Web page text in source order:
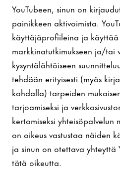
YouTubeen, sinun on
painikkeen aktivoimista.
käyttäjäprofiileina ja
markkinatutkimukseen ja/tai
kysyntälähtöiseen
tehdään erityisesti (myös
kohdalla) tarpeiden
tarjoamiseksi ja
kertomiseksi
on oikeus vastustaa näiden
ja sinun on otettava yhteyttä
tätä oikeutta.